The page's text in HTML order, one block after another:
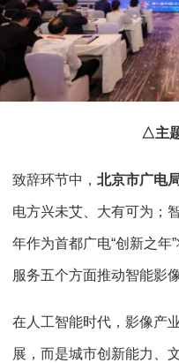
△主
致辞环节中， 北京市广电
电方兴未艾、大有可为；
年作为首都广电“创新之年
服务五个方面推动智能影
在人工智能时代，影像产
展，而是城市创新能力、